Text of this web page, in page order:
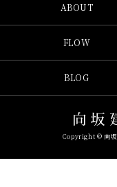
ABOUT
FLOW
BLOG
Copyright © 向坂